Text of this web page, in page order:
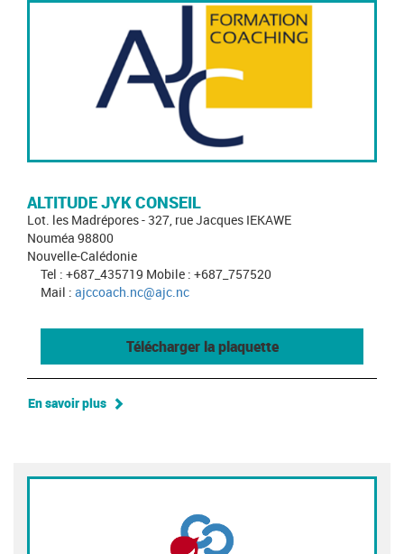
ALTITUDE JYK CONSEIL
Lot. les Madrépores - 327, rue Jacques IEKAWE
Nouméa 98800
Nouvelle-Calédonie
Tel : +687_435719 Mobile : +687_757520
Mail : ajccoach.nc@ajc.nc
Télécharger la plaquette
En savoir plus